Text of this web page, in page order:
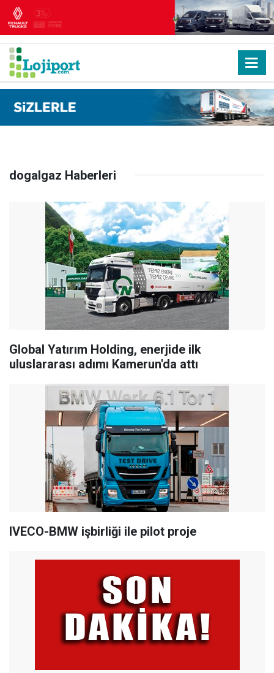
dogalgaz Haberleri
Global Yatırım Holding, enerjide ilk
uluslararası adımı Kamerun'da attı
IVECO-BMW işbirliği ile pilot proje